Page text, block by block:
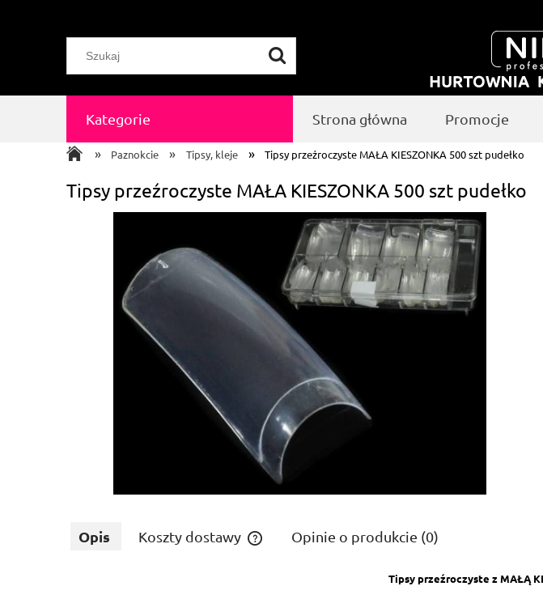
Kategorie Strona główna Promocje
» Paznokcie » Tipsy, kleje » Tipsy przeźroczyste MAŁA KIESZONKA 500 szt pudełko
Tipsy przeźroczyste MAŁA KIESZONKA 500 szt pudełko
Opis Koszty dostawy
Cena nie zawiera ewentualnych kosztów
Opinie o produkcie (0)
Tipsy przeźroczyste z MAŁĄ